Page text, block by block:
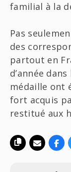
familial à la
Pas
des
partout en
d’année
médaille ont
fort acquis
restitué aux